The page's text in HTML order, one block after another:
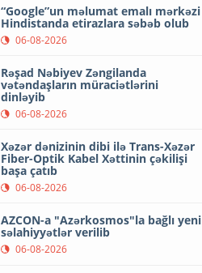
“Google”un məlumat emalı mərkəzi
Hindistanda etirazlara səbəb olub
06-08-2026
Rəşad Nəbiyev Zəngilanda
vətəndaşların müraciətlərini
dinləyib
06-08-2026
Xəzər dənizinin dibi ilə Trans-Xəzər
Fiber-Optik Kabel Xəttinin çəkilişi
başa çatıb
06-08-2026
AZCON-a "Azərkosmos"la bağlı yeni
səlahiyyətlər verilib
06-08-2026